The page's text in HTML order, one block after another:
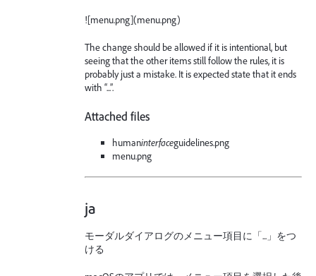
![menu.png](menu.png)
The change should be allowed if it is intentional, but
seeing that the other items still follow the rules, it is
probably just a mistake. It is expected state that it ends
with “...”.
Attached files
humaninterfaceguidelines.png
menu.png
ja
モーダルダイアログのメニュー項目に「...」をつ
ける